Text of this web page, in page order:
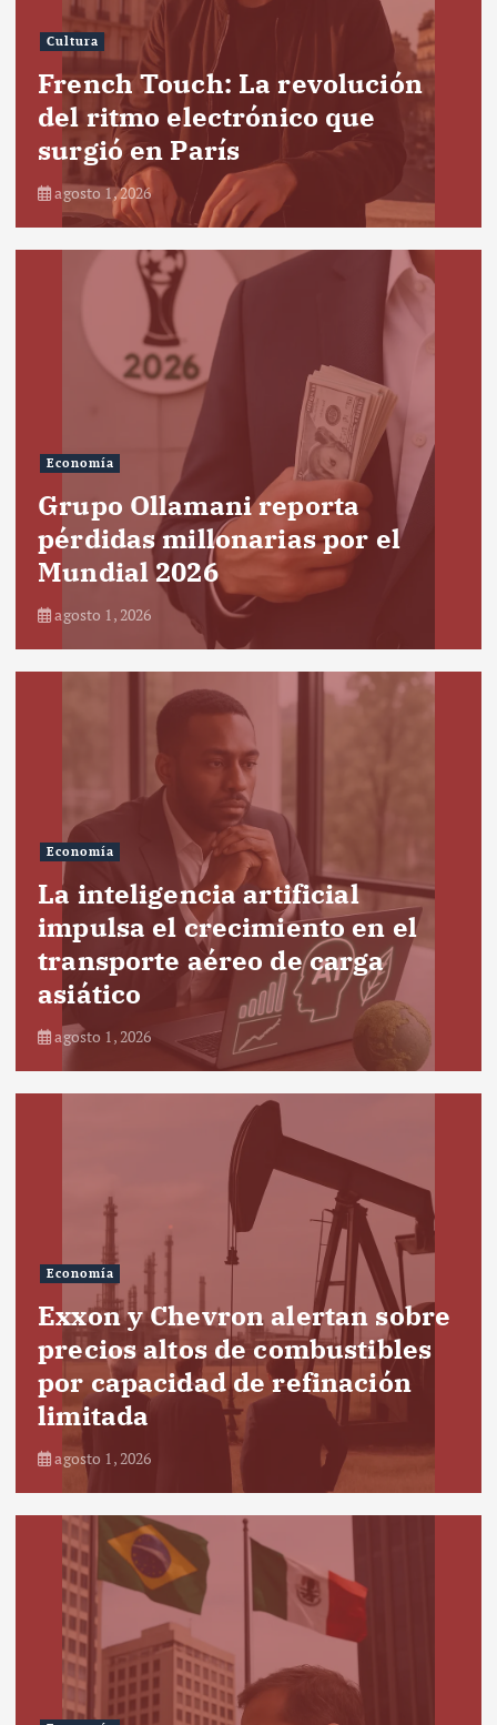
Cultura
French Touch: La revolución
del ritmo electrónico que
surgió en París
agosto 1, 2026
Economía
Grupo Ollamani reporta
pérdidas millonarias por el
Mundial 2026
agosto 1, 2026
Economía
La inteligencia artificial
impulsa el crecimiento en el
transporte aéreo de carga
asiático
agosto 1, 2026
Economía
Exxon y Chevron alertan sobre
precios altos de combustibles
por capacidad de refinación
limitada
agosto 1, 2026